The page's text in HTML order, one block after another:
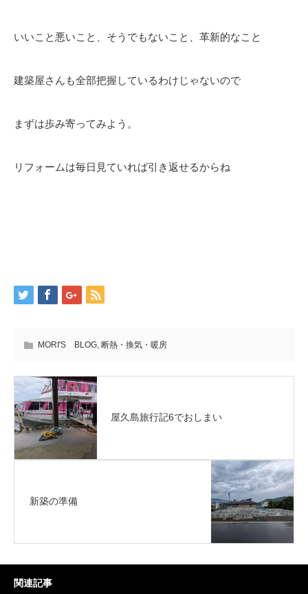
いいこと悪いこと、そうでもないこと、革新的なこと
建築屋さんも全部把握しているわけじゃないので
まずは歩み寄ってみよう。
リフォームは毎日見ていれば引き返せるからね
MORI'S BLOG, 断熱・換気・暖房
屋久島旅行記6でおしまい
新築の準備
関連記事